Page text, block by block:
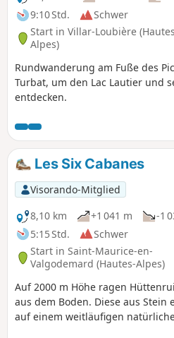
9:10 Std.
Schwer
Start in Villar-Loubière
Alpes)
Rundwanderung am Fuße des
Turbat, um den Lac Lautier und
entdecken.
Les Six Cabanes
Visorando-Mitglied
8,10 km
+1 041 m
-1
5:15 Std.
Schwer
Start in Saint-Maurice-en-
Valgodemard (Hautes-Alpes)
Auf 2000 m Höhe ragen
aus dem Boden. Diese aus
auf einem weitläufigen